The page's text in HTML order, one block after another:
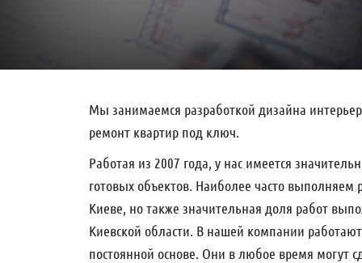
Мы занимаемся разработкой дизайна
ремонт квартир под ключ.
Работая из 2007 года, у нас имеется
готовых объектов. Наиболее часто выполняем
Киеве, но также значительная доля работ
Киевской области. В нашей компании
постоянной основе. Они в любое время могут